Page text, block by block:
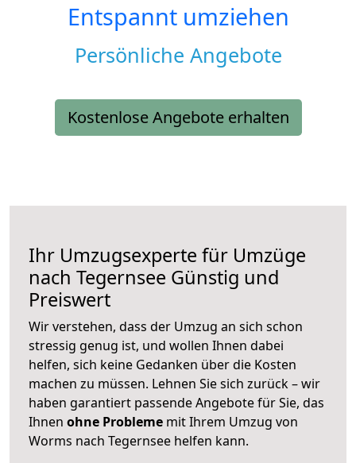
Entspannt umziehen
Persönliche Angebote
Kostenlose Angebote erhalten
Ihr Umzugsexperte für Umzüge
nach Tegernsee Günstig und
Preiswert
Wir verstehen, dass der Umzug an sich schon
stressig genug ist, und wollen Ihnen dabei
helfen, sich keine Gedanken über die Kosten
machen zu müssen. Lehnen Sie sich zurück – wir
haben garantiert passende Angebote für Sie, das
Ihnen ohne Probleme mit Ihrem Umzug von
Worms nach Tegernsee helfen kann.